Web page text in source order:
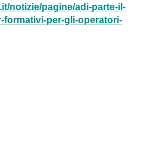
notizie/pagine/adi-parte-il-
formativi-per-gli-operatori-